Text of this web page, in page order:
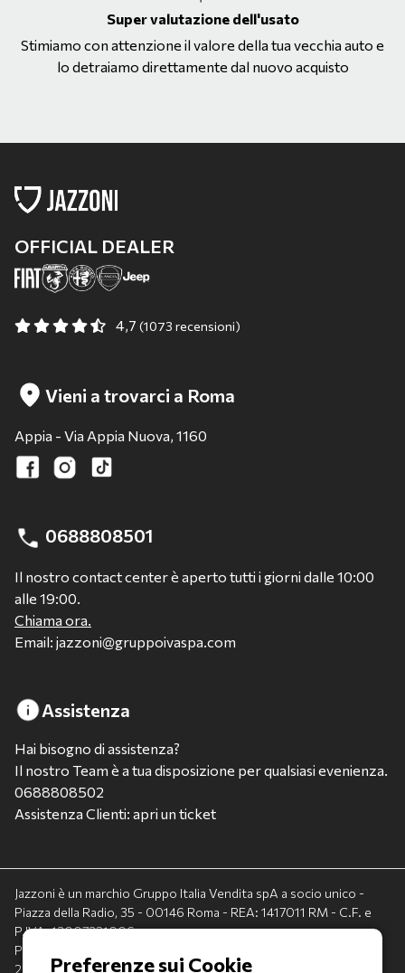
Super valutazione dell'usato
Stimiamo con attenzione il valore della tua vecchia auto e
lo detraiamo direttamente dal nuovo acquisto
OFFICIAL DEALER
4,7 (1073 recensioni)
Vieni a trovarci a Roma
Appia - Via Appia Nuova, 1160
0688808501
Il nostro contact center è aperto tutti i giorni dalle 10:00
alle 19:00.
Chiama ora.
Email: jazzoni@gruppoivaspa.com
Assistenza
Hai bisogno di assistenza?
Il nostro Team è a tua disposizione per qualsiasi evenienza.
0688808502
Assistenza Clienti: apri un ticket
Jazzoni è un marchio Gruppo Italia Vendita spA a socio unico -
Piazza della Radio, 35 - 00146 Roma - REA: 1417011 RM - C.F. e
P.IVA: 13007321006
PEC: italiavenditauto@legalmail.it - Capitale sociale:
2.300.000,00 I.V.